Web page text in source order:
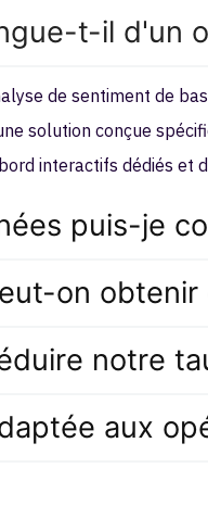
t-il d'un
de sentiment de
solution conçue
interactifs dédiés et
puis-je
on
notre
aux